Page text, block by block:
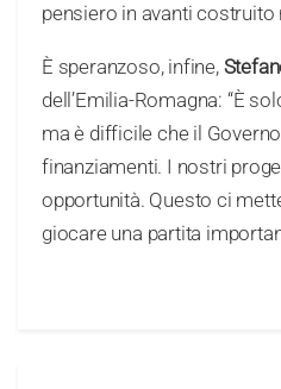
pensiero in avanti costruito
È speranzoso, infine,
dell’Emilia-Romagna: “È
ma è difficile che il
finanziamenti. I nostri
opportunità. Questo ci
giocare una partita